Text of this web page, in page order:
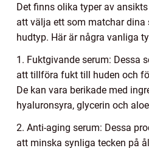
Det finns olika typer av
att välja ett som matchar dina
hudtyp. Här är några vanliga
1. Fuktgivande serum: Dessa
att tillföra fukt till huden och
De kan vara berikade med
hyaluronsyra, glycerin och
2. Anti-aging serum: Dessa
att minska synliga tecken på